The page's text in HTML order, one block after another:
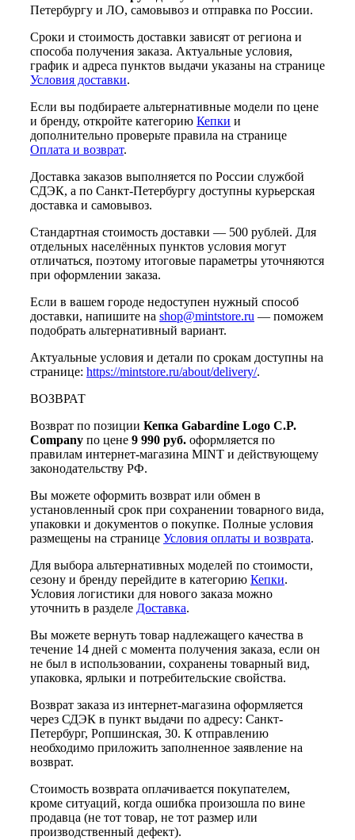
Петербургу и ЛО, самовывоз и отправка по России.
Сроки и стоимость доставки зависят от региона и
способа получения заказа. Актуальные условия,
график и адреса пунктов выдачи указаны на странице
Условия доставки.
Если вы подбираете альтернативные модели по цене
и бренду, откройте категорию Кепки и
дополнительно проверьте правила на странице
Оплата и возврат.
Доставка заказов выполняется по России службой
СДЭК, а по Санкт-Петербургу доступны курьерская
доставка и самовывоз.
Стандартная стоимость доставки — 500 рублей. Для
отдельных населённых пунктов условия могут
отличаться, поэтому итоговые параметры уточняются
при оформлении заказа.
Если в вашем городе недоступен нужный способ
доставки, напишите на shop@mintstore.ru — поможем
подобрать альтернативный вариант.
Актуальные условия и детали по срокам доступны на
странице: https://mintstore.ru/about/delivery/.
ВОЗВРАТ
Возврат по позиции Кепка Gabardine Logo C.P.
Company по цене 9 990 руб. оформляется по
правилам интернет-магазина MINT и действующему
законодательству РФ.
Вы можете оформить возврат или обмен в
установленный срок при сохранении товарного вида,
упаковки и документов о покупке. Полные условия
размещены на странице Условия оплаты и возврата.
Для выбора альтернативных моделей по стоимости,
сезону и бренду перейдите в категорию Кепки.
Условия логистики для нового заказа можно
уточнить в разделе Доставка.
Вы можете вернуть товар надлежащего качества в
течение 14 дней с момента получения заказа, если он
не был в использовании, сохранены товарный вид,
упаковка, ярлыки и потребительские свойства.
Возврат заказа из интернет-магазина оформляется
через СДЭК в пункт выдачи по адресу: Санкт-
Петербург, Ропшинская, 30. К отправлению
необходимо приложить заполненное заявление на
возврат.
Стоимость возврата оплачивается покупателем,
кроме ситуаций, когда ошибка произошла по вине
продавца (не тот товар, не тот размер или
производственный дефект).